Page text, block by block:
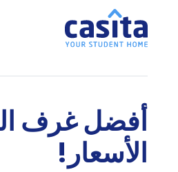
أفضل غرف
الأسعار!